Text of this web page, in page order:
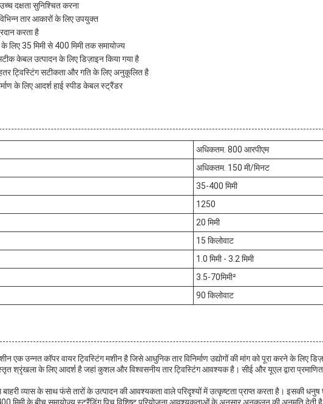
दक्षता सुनिश्चित करना
तार आकारों के लिए उपयुक्त
करता है
लिए 35 मिमी से 400 मिमी तक समायोज्य
केबल उत्पादन के लिए डिज़ाइन किया गया है
ट्विस्टिंग सटीकता और गति के लिए अनुकूलित है
के लिए आदर्श हाई स्पीड केबल स्ट्रैंडर
अधिकतम. 800 आरपीएम
अधिकतम. 150 मी/मिनट
35-400 मिमी
1250
20 मिमी
15 किलोवाट
1.0 मिमी - 3.2 मिमी
3.5-70मिमी²
90 किलोवाट
एक उन्नत कॉपर वायर ट्विस्टिंग मशीन है जिसे आधुनिक तार विनिर्माण उद्योगों की मांग को पूरा करने के
श्रृंखला के लिए आदर्श है जहां कुशल और विश्वसनीय तार ट्विस्टिंग आवश्यक है। सीई और यूएल द्वारा
व्यास के साथ फंसे तारों के उत्पादन की आवश्यकता वाले परिदृश्यों में उत्कृष्टता प्राप्त करता है। इसकी